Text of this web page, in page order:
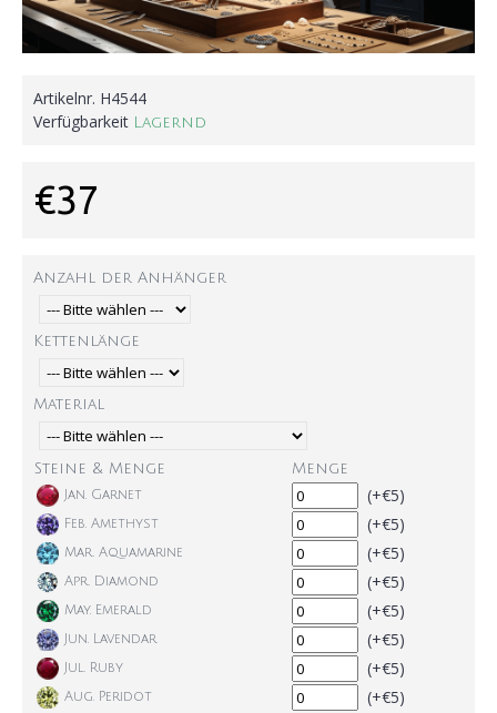
Artikelnr. H4544
Verfügbarkeit Lagernd
€37
Anzahl der Anhänger
Kettenlänge
Material
Steine & Menge Menge
Jan. Garnet (+€5)
Feb. Amethyst (+€5)
Mar. Aquamarine (+€5)
Apr. Diamond (+€5)
May. Emerald (+€5)
Jun. Lavendar (+€5)
Jul. Ruby (+€5)
Aug. Peridot (+€5)